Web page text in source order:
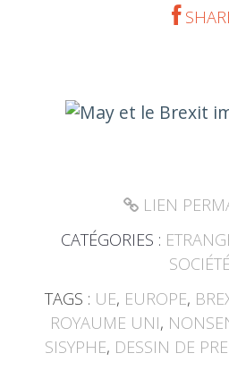
LIEN
CATÉGORIES :
SOCIÉTÉ
TAGS : UE, EUROPE,
ROYAUME UNI,
SISYPHE, DESSIN DE